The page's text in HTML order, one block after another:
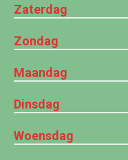
Zaterdag
Zondag
Maandag
Dinsdag
Woensdag